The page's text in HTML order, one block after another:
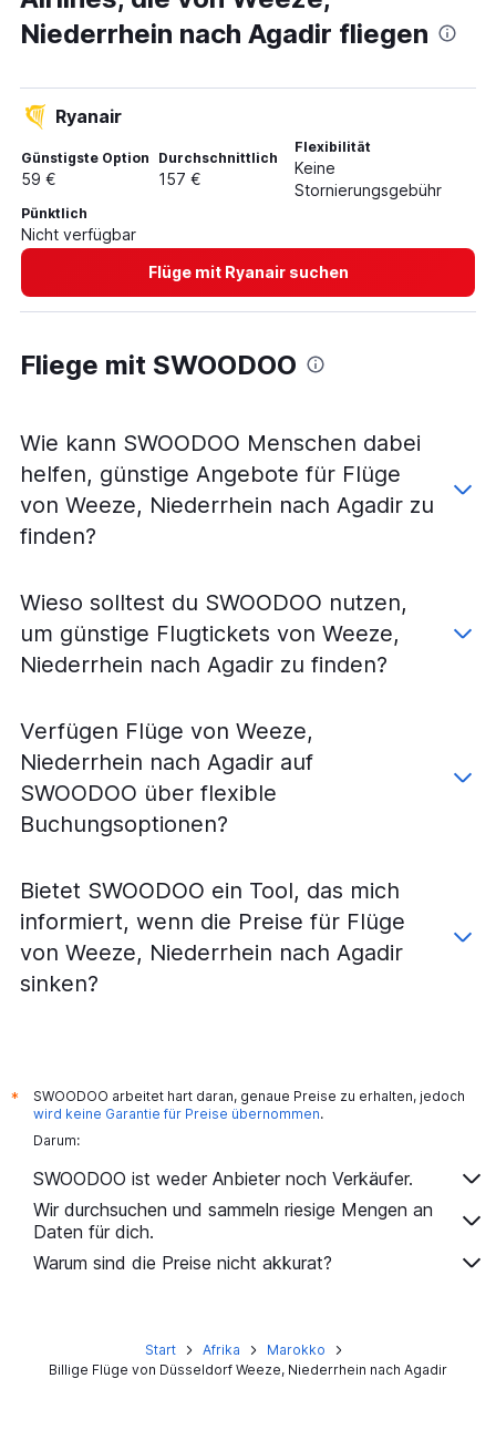
Flüge von Düsseldorf nach Fès
Flüge von Düsseldorf nach Essaouira
Flüge von Düsseldorf nach Ouarzazate
Niederrhein nach Agadir fliegen
Ryanair
Günstigste Option
59 €
Durchschnittlich
157 €
Flexibilität
Keine
Stornierungsgebühr
Pünktlich
Nicht verfügbar
Flüge mit Ryanair suchen
Fliege mit SWOODOO
Wie kann SWOODOO Menschen dabei
helfen, günstige Angebote für Flüge
von Weeze, Niederrhein nach Agadir zu
finden?
Wieso solltest du SWOODOO nutzen,
um günstige Flugtickets von Weeze,
Niederrhein nach Agadir zu finden?
Verfügen Flüge von Weeze,
Niederrhein nach Agadir auf
SWOODOO über flexible
Buchungsoptionen?
Bietet SWOODOO ein Tool, das mich
informiert, wenn die Preise für Flüge
von Weeze, Niederrhein nach Agadir
sinken?
*
SWOODOO arbeitet hart daran, genaue Preise zu erhalten, jedoch
wird keine Garantie für Preise übernommen.
Darum:
SWOODOO ist weder Anbieter noch Verkäufer.
Wir durchsuchen und sammeln riesige Mengen an
Daten für dich.
Warum sind die Preise nicht akkurat?
Start Afrika
Marokko
Billige Flüge von Düsseldorf Weeze, Niederrhein nach Agadir